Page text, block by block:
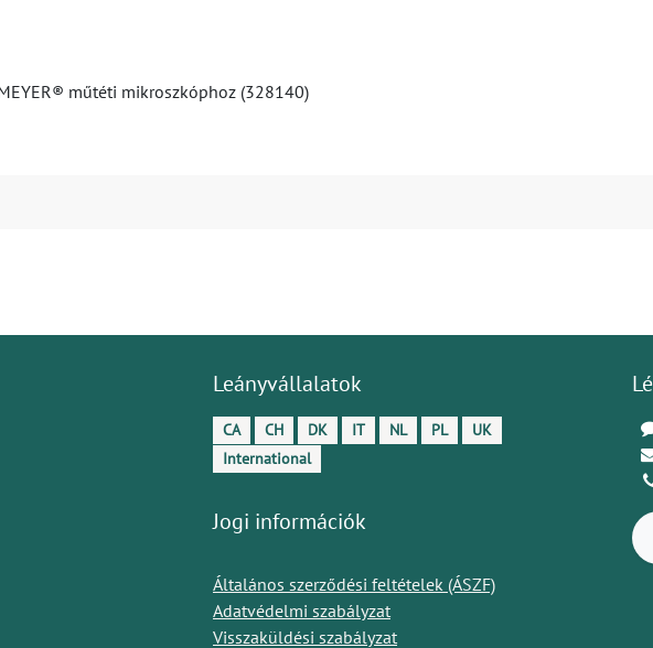
műtéti mikroszkóphoz (328140)
Leányvállalatok
CA CH DK IT NL PL
UK
International
Jogi információk
Általános szerződési feltételek (ÁSZF)
Adatvédelmi szabályzat
Visszaküldési szabályzat